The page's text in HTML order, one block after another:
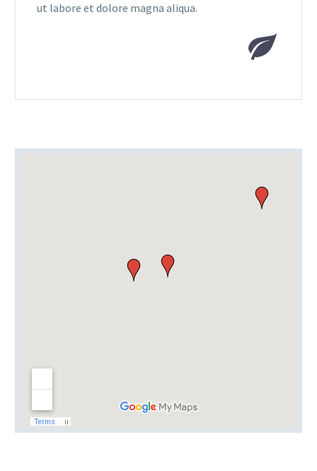
ut labore et dolore magna aliqua.

